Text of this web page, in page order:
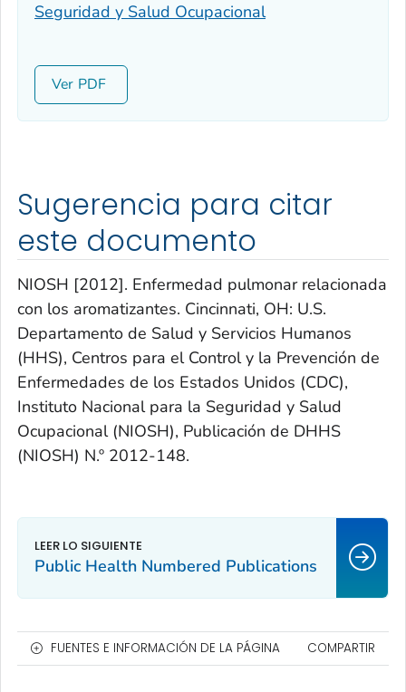
Seguridad y Salud Ocupacional
Ver
Sugerencia para citar
este documento
NIOSH [2012]. Enfermedad pulmonar relacionada
con los aromatizantes. Cincinnati, OH: U.S.
Departamento de Salud y Servicios Humanos
(HHS), Centros para el Control y la Prevención de
Enfermedades de los Estados Unidos (CDC),
Instituto Nacional para la Seguridad y Salud
Ocupacional (NIOSH), Publicación de DHHS
(NIOSH) N.º 2012-148.
Public Health Numbered Publications
FUENTES E INFORMACIÓN DE LA PÁGINA COMPARTIR